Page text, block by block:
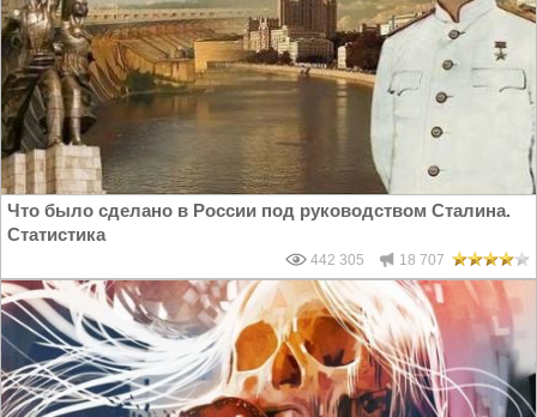
Что было сделано в России под руководством Сталина.
Статистика
442 305 18 707